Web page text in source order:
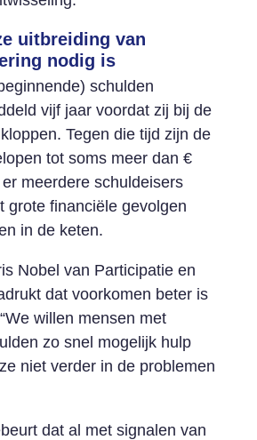
uitbreiding van
nodig is
schulden
vijf jaar voordat zij bij de
Tegen die tijd zijn de
tot soms meer dan €
meerdere schuldeisers
grote financiële gevolgen
in de keten.
Nobel van Participatie en
dat voorkomen beter is
willen mensen met
zo snel mogelijk hulp
niet verder in de problemen
dat al met signalen van